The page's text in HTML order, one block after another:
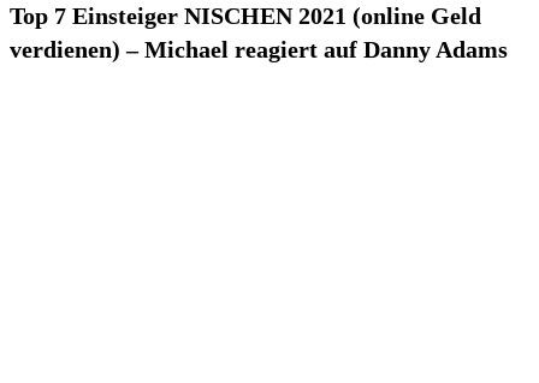
Top 7 Einsteiger NISCHEN 2021 (online Geld
verdienen) – Michael reagiert auf Danny Adams